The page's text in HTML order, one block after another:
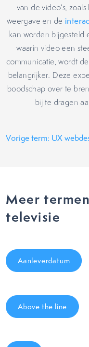
van de video’s,
weergave en de
kan worden bijgesteld
waarin video een
communicatie, wordt
belangrijker. Deze
boodschap over te
bij te dragen
Vorige term: UX
Meer
televisie
Aanleverdatum
Above the line